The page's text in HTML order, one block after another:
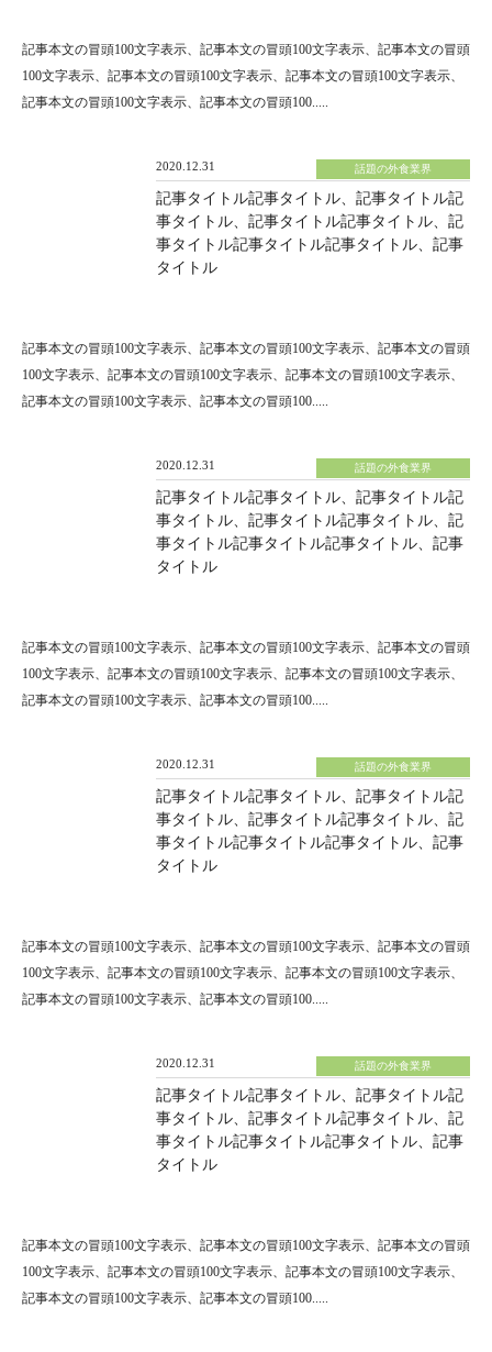
記事本文の冒頭100文字表示、記事本文の冒頭100文字表示、記事本文の冒頭
100文字表示、記事本文の冒頭100文字表示、記事本文の冒頭100文字表示、
記事本文の冒頭100文字表示、記事本文の冒頭100.....
2020.12.31 話題の外食業界
記事タイトル記事タイトル、記事タイトル記
事タイトル、記事タイトル記事タイトル、記
事タイトル記事タイトル記事タイトル、記事
タイトル
記事本文の冒頭100文字表示、記事本文の冒頭100文字表示、記事本文の冒頭
100文字表示、記事本文の冒頭100文字表示、記事本文の冒頭100文字表示、
記事本文の冒頭100文字表示、記事本文の冒頭100.....
2020.12.31 話題の外食業界
記事タイトル記事タイトル、記事タイトル記
事タイトル、記事タイトル記事タイトル、記
事タイトル記事タイトル記事タイトル、記事
タイトル
記事本文の冒頭100文字表示、記事本文の冒頭100文字表示、記事本文の冒頭
100文字表示、記事本文の冒頭100文字表示、記事本文の冒頭100文字表示、
記事本文の冒頭100文字表示、記事本文の冒頭100.....
2020.12.31 話題の外食業界
記事タイトル記事タイトル、記事タイトル記
事タイトル、記事タイトル記事タイトル、記
事タイトル記事タイトル記事タイトル、記事
タイトル
記事本文の冒頭100文字表示、記事本文の冒頭100文字表示、記事本文の冒頭
100文字表示、記事本文の冒頭100文字表示、記事本文の冒頭100文字表示、
記事本文の冒頭100文字表示、記事本文の冒頭100.....
2020.12.31 話題の外食業界
記事タイトル記事タイトル、記事タイトル記
事タイトル、記事タイトル記事タイトル、記
事タイトル記事タイトル記事タイトル、記事
タイトル
記事本文の冒頭100文字表示、記事本文の冒頭100文字表示、記事本文の冒頭
100文字表示、記事本文の冒頭100文字表示、記事本文の冒頭100文字表示、
記事本文の冒頭100文字表示、記事本文の冒頭100.....